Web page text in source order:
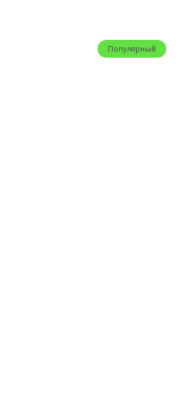
Популярный